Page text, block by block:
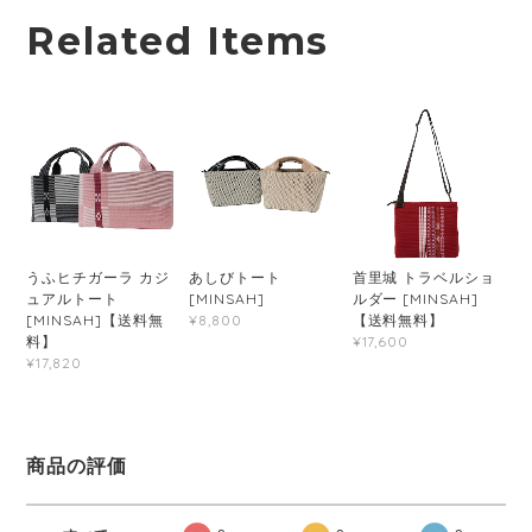
Related Items
うふヒチガーラ カジ
ュアルトート
[MINSAH]【送料無
料】
¥17,820
あしびトート
[MINSAH]
¥8,800
首里城 トラベルショ
ルダー [MINSAH]
【送料無料】
¥17,600
商品の評価